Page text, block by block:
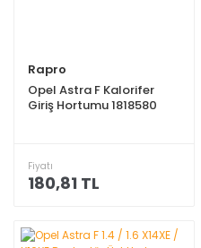
Rapro
Opel Astra F Kalorifer
Giriş Hortumu 1818580
Fiyatı
180,81 TL